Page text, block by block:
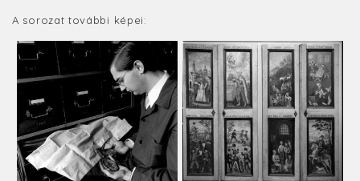
A sorozat további képei: